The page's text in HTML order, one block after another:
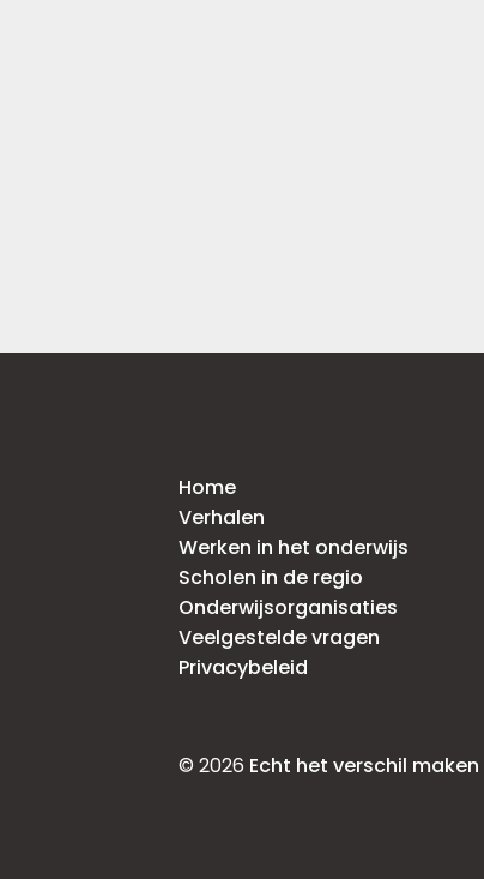
Home
Verhalen
Werken in het onderwijs
Scholen in de regio
Onderwijsorganisaties
Veelgestelde vragen
Privacybeleid
© 2026 Echt het verschil maken